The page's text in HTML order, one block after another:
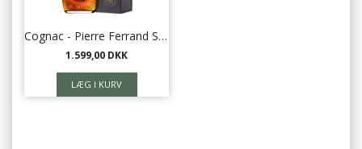
Cognac - Pierre Ferrand Selection des Anges 41,8%
1.599,00 DKK